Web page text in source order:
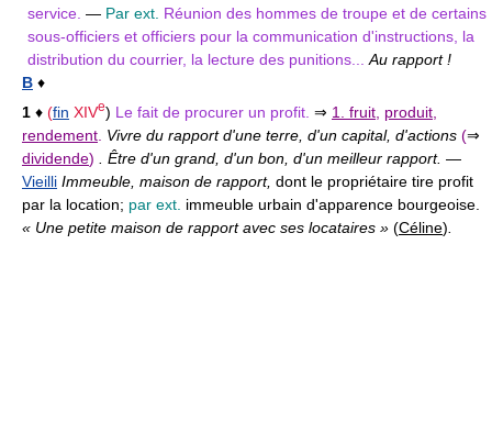
service. — Par ext. Réunion des hommes de troupe et de certains
sous-officiers et officiers pour la communication d'instructions, la
distribution du courrier, la lecture des punitions... Au rapport !
B ♦
1 ♦ (fin XIVe) Le fait de procurer un profit. ⇒ 1. fruit produit
rendement Vivre du rapport d'une terre, d'un capital, d'actions (⇒
dividende) . Être d'un grand, d'un bon, d'un meilleur rapport. —
Vieilli Immeuble, maison de rapport, dont le propriétaire tire profit
par la location; par ext. immeuble urbain d'apparence bourgeoise.
« Une petite maison de rapport avec ses locataires » (Céline)